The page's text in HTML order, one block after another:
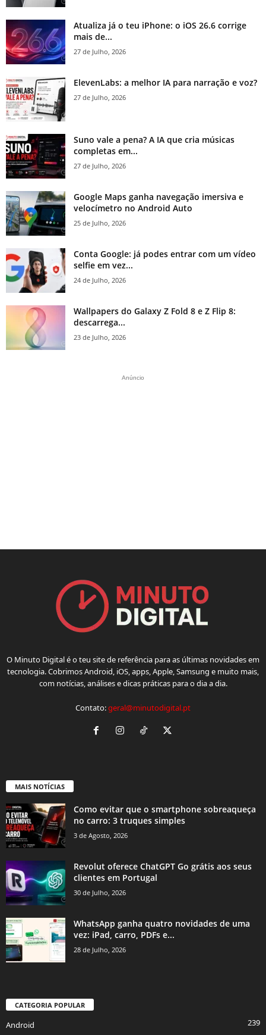
Atualiza já o teu iPhone: o iOS 26.6 corrige
mais de...
27 de Julho, 2026
ElevenLabs: a melhor IA para narração e voz?
27 de Julho, 2026
Suno vale a pena? A IA que cria músicas
completas em...
27 de Julho, 2026
Google Maps ganha navegação imersiva e
velocímetro no Android Auto
25 de Julho, 2026
Conta Google: já podes entrar com um vídeo
selfie em vez...
24 de Julho, 2026
Wallpapers do Galaxy Z Fold 8 e Z Flip 8:
descarrega...
23 de Julho, 2026
Anúncio
O Minuto Digital é o teu site de referência para as últimas novidades em
tecnologia. Cobrimos Android, iOS, apps, Apple, Samsung e muito mais,
com notícias, análises e dicas práticas para o dia a dia.
Contato:geral@minutodigital.pt
MAIS NOTÍCIAS
Como evitar que o smartphone sobreaqueça
no carro: 3 truques simples
3 de Agosto, 2026
Revolut oferece ChatGPT Go grátis aos seus
clientes em Portugal
30 de Julho, 2026
WhatsApp ganha quatro novidades de uma
vez: iPad, carro, PDFs e...
28 de Julho, 2026
CATEGORIA POPULAR
Android 239